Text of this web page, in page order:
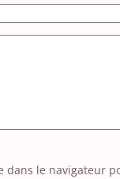
le navigateur